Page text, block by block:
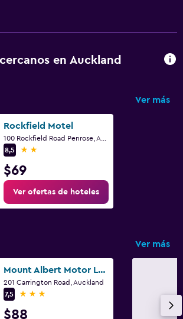
en Auckland
Ver más
Rockfield Motel
8,5
2 estrellas
$69
Ver ofertas de hoteles
Ver más
Mount Albert Motor Lodge
201 Carrington Road, Auckland
7,5
3 estrellas
$88